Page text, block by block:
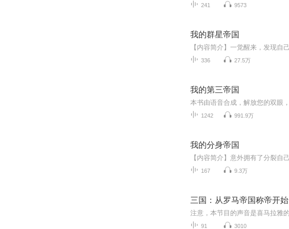
241 9573
我的群星帝国
336 27.5万
我的第三帝国
1242 991.9万
我的分身帝国
167 9.3万
三国：从罗马帝国称帝开始
91 3010